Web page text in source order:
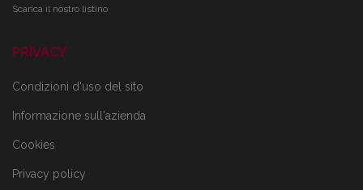
Scarica il nostro listino
PRIVACY
Condizioni d'uso del sito
Informazione sull'azienda
Cookies
Privacy policy